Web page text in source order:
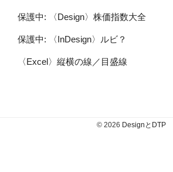
保護中: 〈Design〉株価指数大全
保護中: 〈InDesign〉ルビ？
〈Excel〉縦横の線／目盛線
© 2026 DesignとDTP